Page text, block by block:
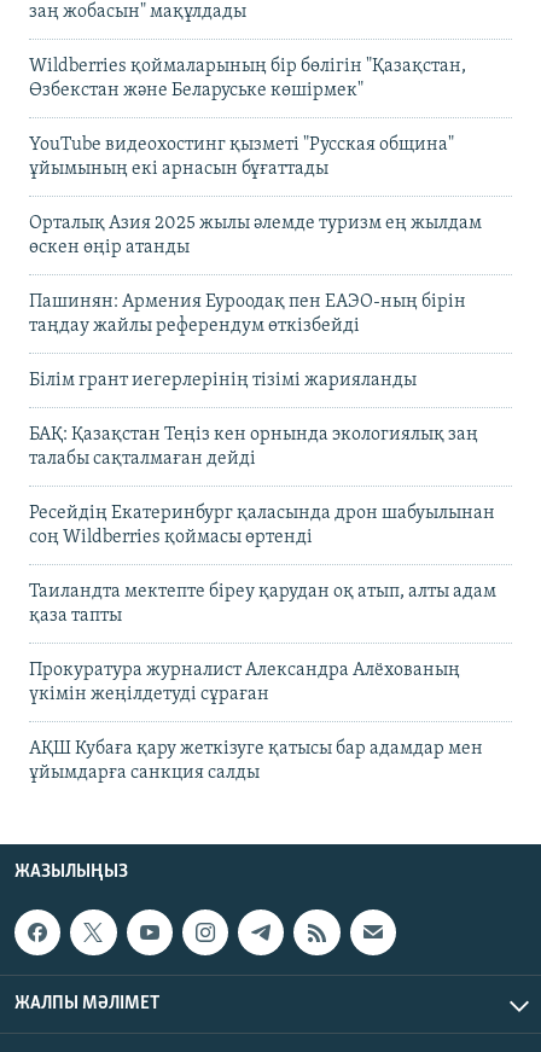
заң жобасын" мақұлдады
Wildberries қоймаларының бір бөлігін "Қазақстан,
Өзбекстан және Беларуське көшірмек"
YouTube видеохостинг қызметі "Русская община"
ұйымының екі арнасын бұғаттады
Орталық Азия 2025 жылы әлемде туризм ең жылдам
өскен өңір атанды
Пашинян: Армения Еуроодақ пен ЕАЭО-ның бірін
таңдау жайлы референдум өткізбейді
Білім грант иегерлерінің тізімі жарияланды
БАҚ: Қазақстан Теңіз кен орнында экологиялық заң
талабы сақталмаған дейді
Ресейдің Екатеринбург қаласында дрон шабуылынан
соң Wildberries қоймасы өртенді
Таиландта мектепте біреу қарудан оқ атып, алты адам
қаза тапты
Прокуратура журналист Александра Алёхованың
үкімін жеңілдетуді сұраған
АҚШ Кубаға қару жеткізуге қатысы бар адамдар мен
ұйымдарға санкция салды
ЖАЗЫЛЫҢЫЗ
ЖАЛПЫ МӘЛІМЕТ